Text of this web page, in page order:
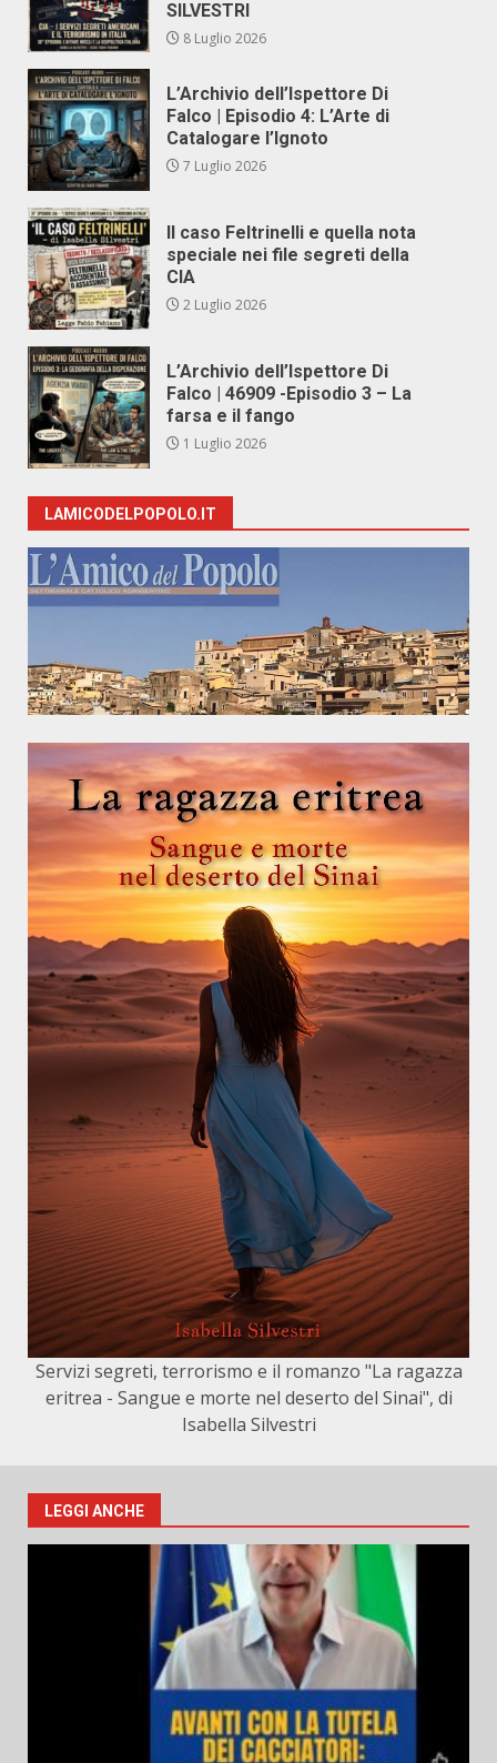
SILVESTRI
8 Luglio 2026
L’Archivio dell’Ispettore Di
Falco | Episodio 4: L’Arte di
Catalogare l’Ignoto
7 Luglio 2026
Il caso Feltrinelli e quella nota
speciale nei file segreti della
CIA
2 Luglio 2026
L’Archivio dell’Ispettore Di
Falco | 46909 -Episodio 3 – La
farsa e il fango
1 Luglio 2026
LAMICODELPOPOLO.IT
Servizi segreti, terrorismo e il romanzo "La ragazza
eritrea - Sangue e morte nel deserto del Sinai", di
Isabella Silvestri
LEGGI ANCHE